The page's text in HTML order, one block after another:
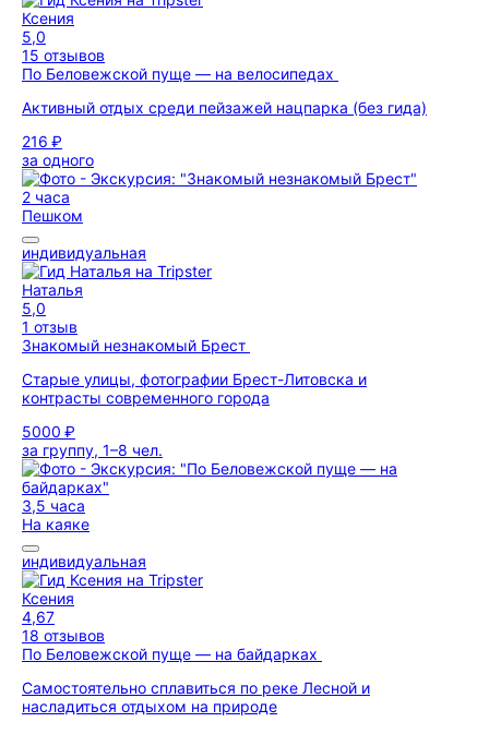
Ксения
5,0
15 отзывов
По Беловежской пуще — на велосипедах
Активный отдых среди пейзажей нацпарка (без гида)
216 ₽
за одного
2 часа
Пешком
индивидуальная
Наталья
5,0
1 отзыв
Знакомый незнакомый Брест
Старые улицы, фотографии Брест-Литовска и
контрасты современного города
5000 ₽
за группу, 1–8 чел.
3,5 часа
На каяке
индивидуальная
Ксения
4,67
18 отзывов
По Беловежской пуще — на байдарках
Самостоятельно сплавиться по реке Лесной и
насладиться отдыхом на природе